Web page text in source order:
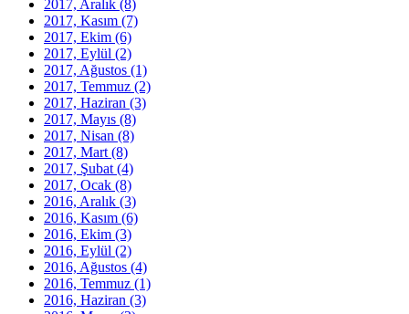
2017, Aralık (8)
2017, Kasım (7)
2017, Ekim (6)
2017, Eylül (2)
2017, Ağustos (1)
2017, Temmuz (2)
2017, Haziran (3)
2017, Mayıs (8)
2017, Nisan (8)
2017, Mart (8)
2017, Şubat (4)
2017, Ocak (8)
2016, Aralık (3)
2016, Kasım (6)
2016, Ekim (3)
2016, Eylül (2)
2016, Ağustos (4)
2016, Temmuz (1)
2016, Haziran (3)